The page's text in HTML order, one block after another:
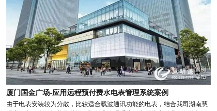
厦门国金广场-应用远程预付费水电表管理系统案例
由于电表安装较为分散，比较适合载波通讯功能的电表，结合我司湖南慧